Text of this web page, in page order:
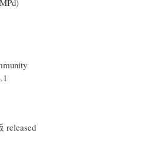
released